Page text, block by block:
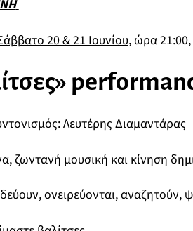
20 & 21 Ιουνίου, ώρα
Λευτέρης Διαμαντάρας
ζωντανή μουσική και κίνηση
ονειρεύονται, αναζητούν,